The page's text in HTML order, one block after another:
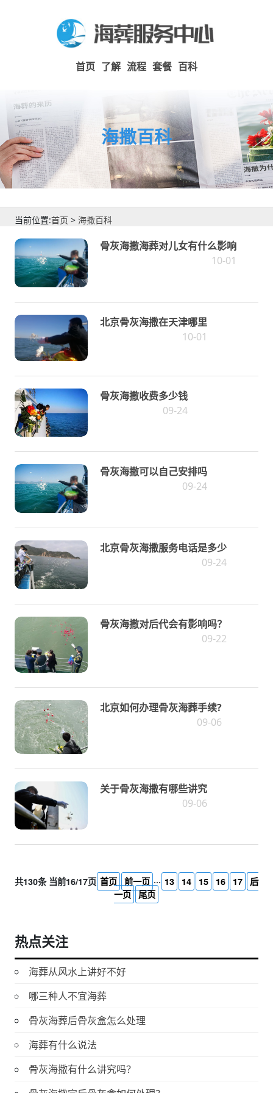
首页 了解 流程 套餐 百科
海撒百科
当前位置:首页 > 海撒百科
骨灰海撒海葬对儿女有什么影响
10-01
北京骨灰海撒在天津哪里
10-01
骨灰海撒收费多少钱
09-24
骨灰海撒可以自己安排吗
09-24
北京骨灰海撒服务电话是多少
09-24
骨灰海撒对后代会有影响吗？
09-22
北京如何办理骨灰海葬手续?
09-06
关于骨灰海撒有哪些讲究
09-06
共130条 当前16/17页 首页 前一页 ··· 13 14 15 16 17
后
一页 尾页
热点关注
海葬从风水上讲好不好
哪三种人不宜海葬
骨灰海葬后骨灰盒怎么处理
海葬有什么说法
骨灰海撒有什么讲究吗？